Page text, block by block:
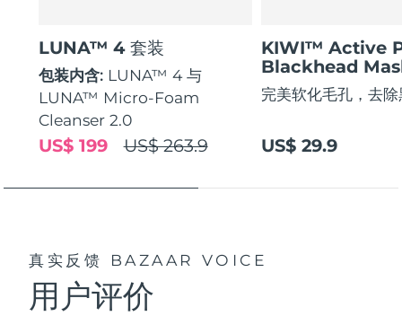
LUNA™ 4 套装
包装内含: LUNA™ 4 与
LUNA™ Micro-Foam
Cleanser 2.0
US$ 263.9
US$ 199
KIWI™ Active
Blackhead
完美软化毛孔，去
US$ 29.9
真实反馈 BAZAAR VOICE
用户评价